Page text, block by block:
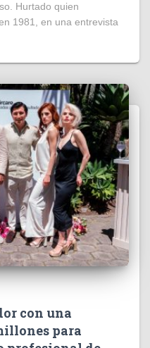
Hurtado quien
1981, en una entrevista
con una
para